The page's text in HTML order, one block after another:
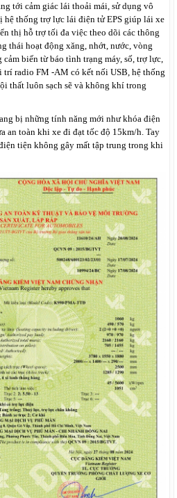
tới cảm giác lái thoải mái, sử dụng vô
hệ thống trợ lực lái điện tử EPS giúp lái xe
thị hỗ trợ tối đa việc theo dõi các thông
thái hoạt động xăng, nhớt, nước, vòng
cảm biến từ báo tình trạng máy, số, trợ lực,
trí radio FM -AM có kết nối USB, hệ thống
thất luôn sạch sẽ và không khí trong
bịnhững tính năng mới như khóa điện
an toàn khi xe đi đạt tốc độ 15km/h. Tay
tiện không gây mất tập trung trong khi